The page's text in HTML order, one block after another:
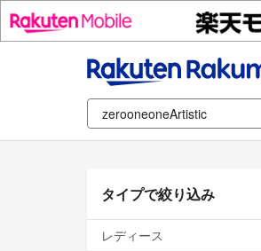
タイプで絞り込み
レディース